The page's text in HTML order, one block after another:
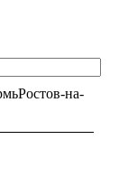
Ростов-на-